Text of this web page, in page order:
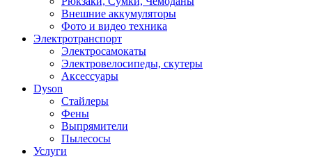
Внешние аккумуляторы
Фото и видео техника
Электротранспорт
Электросамокаты
Электровелосипеды, скутеры
Аксессуары
Dyson
Стайлеры
Фены
Выпрямители
Пылесосы
Услуги